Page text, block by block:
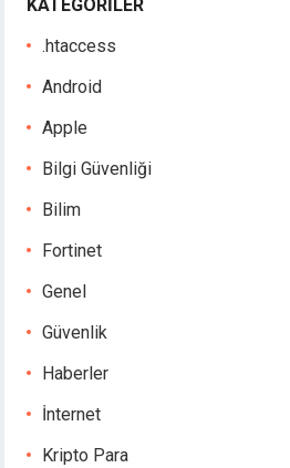
KATEGORILER
.htaccess
Android
Apple
Bilgi Güvenliği
Bilim
Fortinet
Genel
Güvenlik
Haberler
İnternet
Kripto Para